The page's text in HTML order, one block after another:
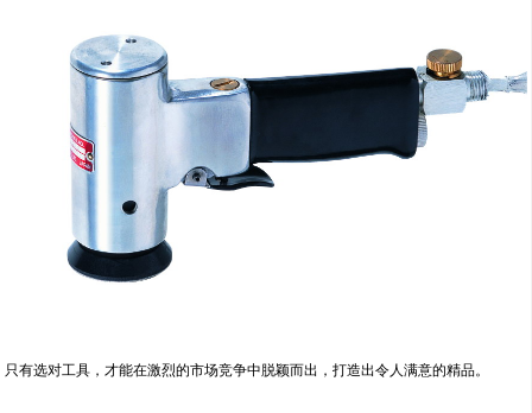
只有选对工具，才能在激烈的市场竞争中脱颖而出，打造出令人满意的精品。